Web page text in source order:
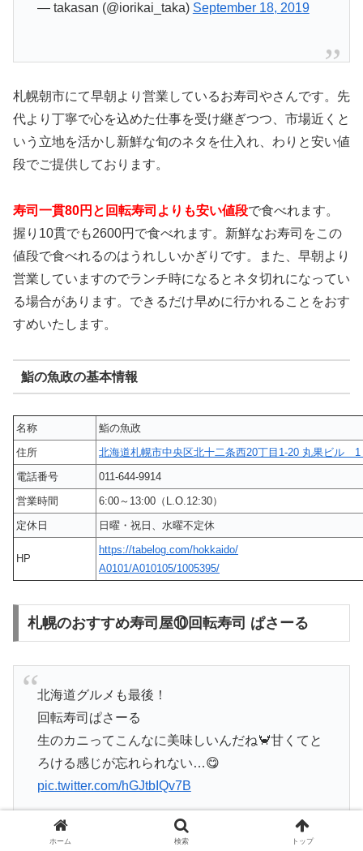
— takasan (@iorikai_taka) September 18, 2019
札幌朝市にて早朝より営業しているお寿司やさんです。先
代より丁寧で心を込めた仕事を受け継ぎつつ、市場近くと
いう立地を活かし新鮮な旬のネタを仕入れ、わりと安い値
段でご提供しております。
寿司一貫80円と回転寿司よりも安い値段で食べれます。
握り10貫でも2600円で食べれます。新鮮なお寿司をこの
値段で食べれるのはうれしいかぎりです。また、早朝より
営業していますのでランチ時になるとネタ切れになってい
る場合があります。できるだけ早めに行かれることをおす
すめいたします。
鮨の魚政の基本情報
名称
鮨の魚政
住所
北海道札幌市中央区北十二条西20丁目1-20 丸果ビル 1
電話番号
011-644-9914
営業時間
6:00～13:00（L.O.12:30）
定休日
日曜・祝日、水曜不定休
HP
https://tabelog.com/hokkaido/
A0101/A010105/1005395/
札幌のおすすめ寿司屋⑩回転寿司 ぱさーる
北海道グルメも最後！
回転寿司ぱさーる
生のカニってこんなに美味しいんだね🦀甘くてと
ろける感じが忘れられない…😋
pic.twitter.com/hGJtbIQv7B
— karakaraka (@karakaraka17) July 24, 2019
ホーム 検索 トップ